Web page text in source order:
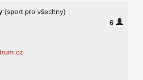
(sport pro všechny)
6